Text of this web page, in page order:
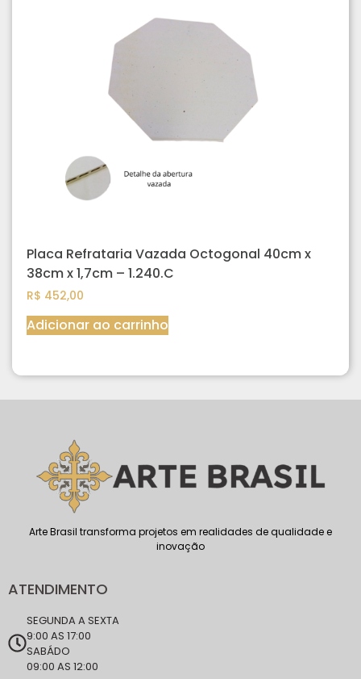
Placa Refrataria Vazada Octogonal 40cm x
38cm x 1,7cm – 1.240.C
R$ 452,00
Adicionar ao carrinho
Arte Brasil transforma projetos em realidades de qualidade e
inovação
ATENDIMENTO
SEGUNDA A SEXTA
9:00 AS 17:00
SABÁDO
09:00 AS 12:00